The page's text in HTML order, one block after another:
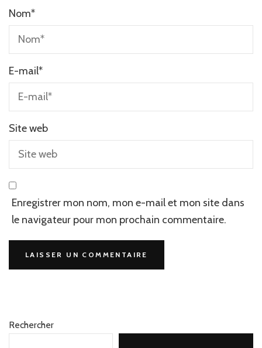
Nom*
E-mail*
Site web
Enregistrer mon nom, mon e-mail et mon site dans
le navigateur pour mon prochain commentaire.
Rechercher